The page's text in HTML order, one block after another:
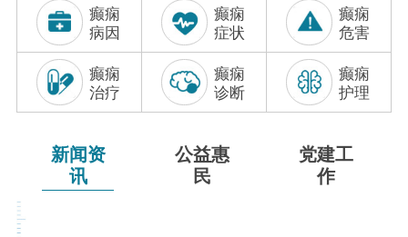
服务项目
联系我们
癫痫
病因
癫痫
症状
癫痫
危害
癫痫
治疗
癫痫
诊断
癫痫
护理
新闻资
讯
公益惠
民
党建工
作